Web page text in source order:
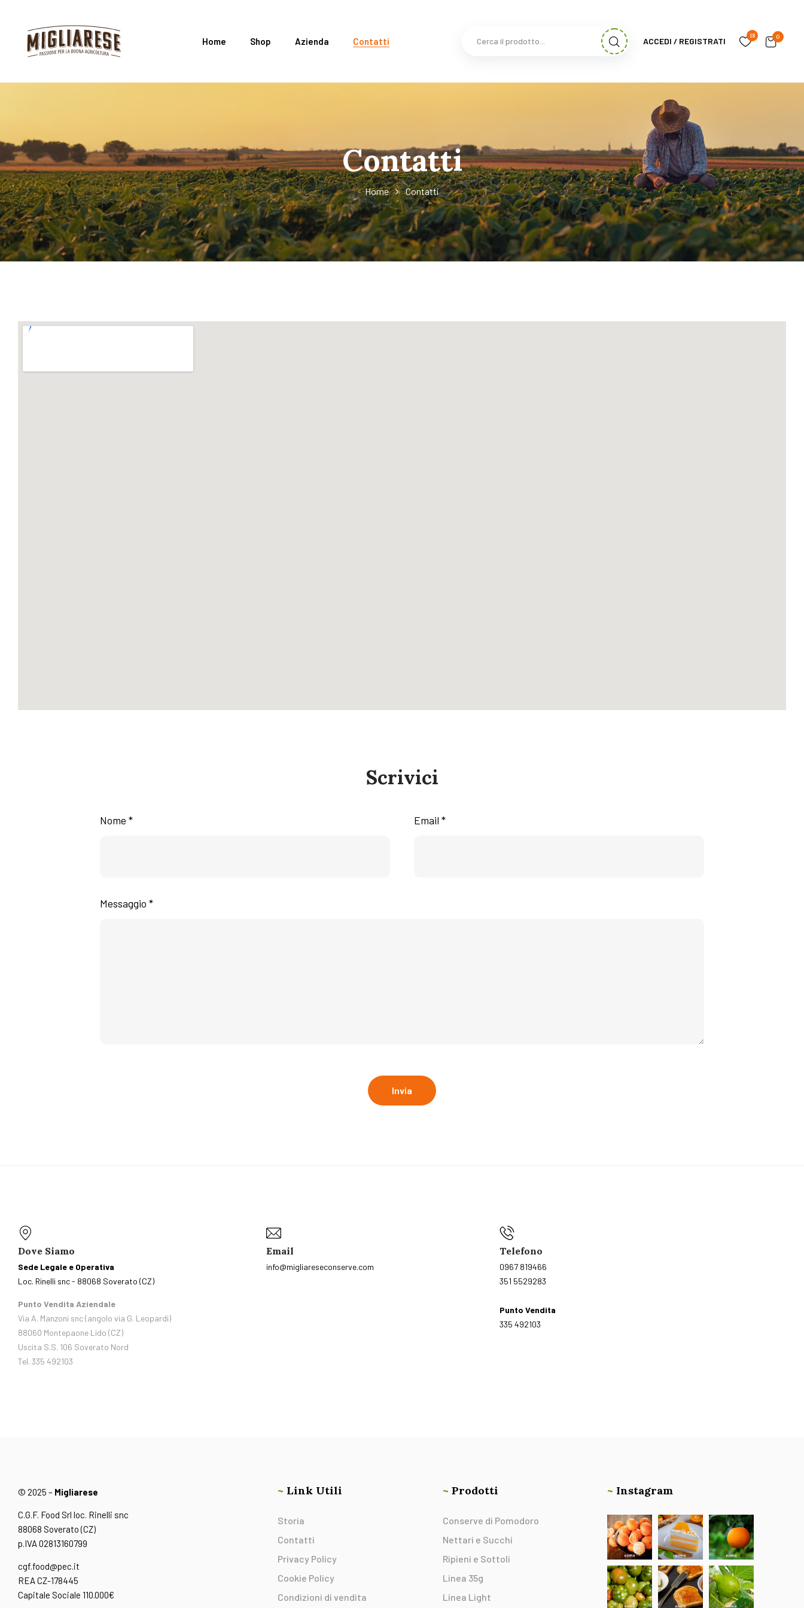
Home Shop Azienda Contatti ACCEDI / REGISTRATI 18 0
Contatti
Home Contatti
Scrivici
Nome * Email *
Messaggio *
Dove Siamo
Sede Legale e Operativa
Loc. Rinelli snc - 88068 Soverato (CZ)
Punto Vendita Aziendale
Via A. Manzoni snc (angolo via G. Leopardi)
88060 Montepaone Lido (CZ)
Uscita S.S. 106 Soverato Nord
Tel. 335 492103
Email
info@migliareseconserve.com
Telefono
0967 819466
351 5529283
Punto Vendita
335 492103
© 2025 – Migliarese
C.G.F. Food Srl loc. Rinelli snc
88068 Soverato (CZ)
p.IVA 02813160799
cgf.food@pec.it
REA CZ-178445
Capitale Sociale 110.000€
~ Link Utili
Storia
Contatti
Privacy Policy
Cookie Policy
Condizioni di vendita
~ Prodotti
Conserve di Pomodoro
Nettari e Succhi
Ripieni e Sottoli
Linea 35g
Linea Light
~ Instagram